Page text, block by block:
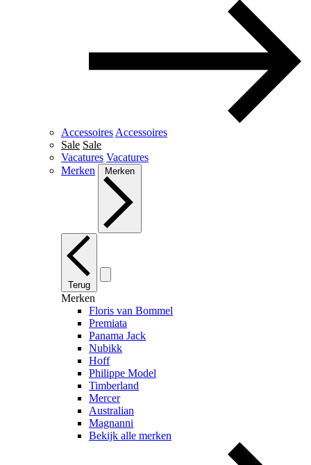
Accessoires Accessoires
Sale Sale
Vacatures Vacatures
Merken
Merken
Terug
Merken
Floris van Bommel
Premiata
Panama Jack
Nubikk
Hoff
Philippe Model
Timberland
Mercer
Australian
Magnanni
Bekijk alle merken